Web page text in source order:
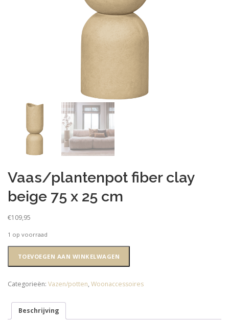
Vaas/plantenpot fiber clay
beige 75 x 25 cm
€109,95
1 op voorraad
fiber
beige
TOEVOEGEN AAN WINKELWAGEN
Categorieën: Vazen/potten, Woonaccessoires
Beschrijving